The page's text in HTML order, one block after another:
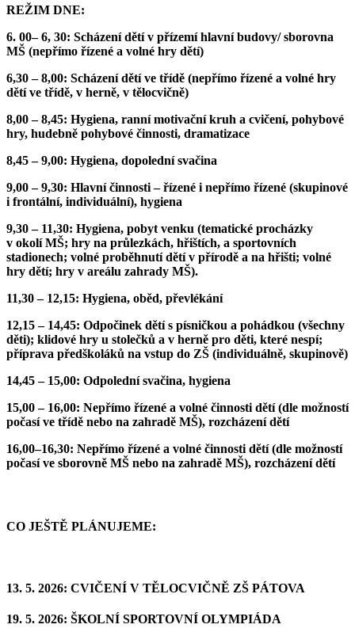
REŽIM DNE:
6. 00– 6, 30: Scházení dětí v přízemí hlavní budovy/ sborovna
MŠ (nepřímo řízené a volné hry dětí)
6,30 – 8,00: Scházení dětí ve třídě (nepřímo řízené a volné hry
dětí ve třídě, v herně, v tělocvičně)
8,00 – 8,45: Hygiena, ranní motivační kruh a cvičení, pohybové
hry, hudebně pohybové činnosti, dramatizace
8,45 – 9,00: Hygiena, dopolední svačina
9,00 – 9,30: Hlavní činnosti – řízené i nepřímo řízené (skupinové
i frontální, individuální), hygiena
9,30 – 11,30: Hygiena, pobyt venku (tematické procházky
v okolí MŠ; hry na průlezkách, hřištích, a sportovních
stadionech; volné proběhnutí dětí v přírodě a na hřišti; volné
hry dětí; hry v areálu zahrady MŠ).
11,30 – 12,15: Hygiena, oběd, převlékání
12,15 – 14,45: Odpočinek dětí s písničkou a pohádkou (všechny
děti); klidové hry u stolečků a v herně pro děti, které nespí;
příprava předškoláků na vstup do ZŠ (individuálně, skupinově)
14,45 – 15,00: Odpolední svačina, hygiena
15,00 – 16,00: Nepřímo řízené a volné činnosti dětí (dle možností
počasí ve třídě nebo na zahradě MŠ), rozcházení dětí
16,00–16,30: Nepřímo řízené a volné činnosti dětí (dle možností
počasí ve sborovně MŠ nebo na zahradě MŠ), rozcházení dětí
CO JEŠTĚ PLÁNUJEME:
13. 5. 2026: CVIČENÍ V TĚLOCVIČNĚ ZŠ PÁTOVA
19. 5. 2026: ŠKOLNÍ SPORTOVNÍ OLYMPIÁDA